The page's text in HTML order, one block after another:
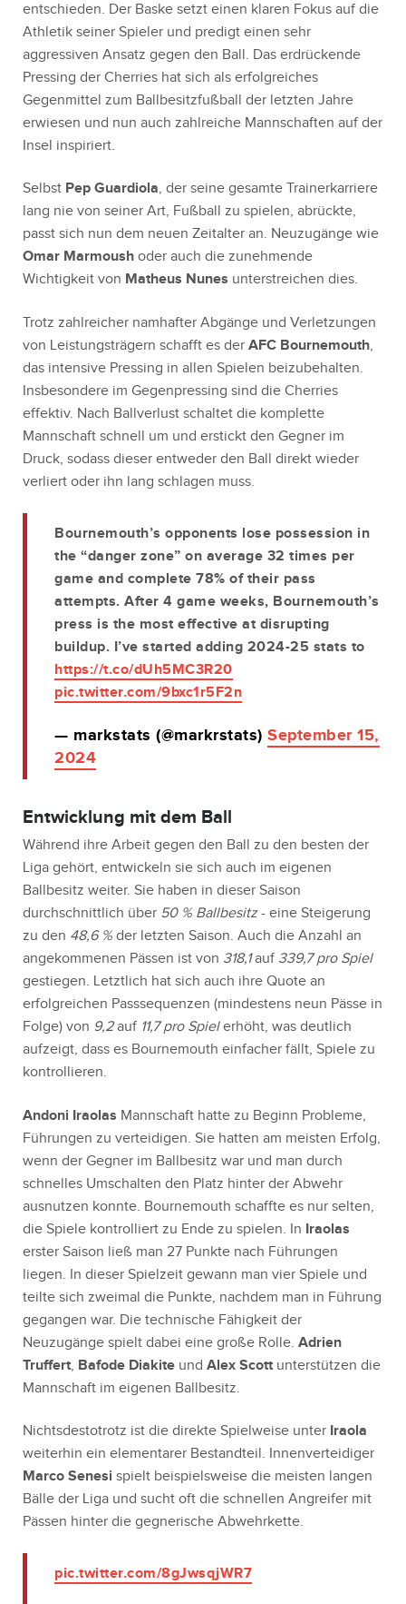
entschieden. Der Baske setzt einen klaren Fokus auf die
Athletik seiner Spieler und predigt einen sehr
aggressiven Ansatz gegen den Ball. Das erdrückende
Pressing der Cherries hat sich als erfolgreiches
Gegenmittel zum Ballbesitzfußball der letzten Jahre
erwiesen und nun auch zahlreiche Mannschaften auf der
Insel inspiriert.
Selbst Pep Guardiola, der seine gesamte Trainerkarriere
lang nie von seiner Art, Fußball zu spielen, abrückte,
passt sich nun dem neuen Zeitalter an. Neuzugänge wie
Omar Marmoush oder auch die zunehmende
Wichtigkeit von Matheus Nunes unterstreichen dies.
Trotz zahlreicher namhafter Abgänge und Verletzungen
von Leistungsträgern schafft es der AFC Bournemouth,
das intensive Pressing in allen Spielen beizubehalten.
Insbesondere im Gegenpressing sind die Cherries
effektiv. Nach Ballverlust schaltet die komplette
Mannschaft schnell um und erstickt den Gegner im
Druck, sodass dieser entweder den Ball direkt wieder
verliert oder ihn lang schlagen muss.
Bournemouth’s opponents lose possession in
the “danger zone” on average 32 times per
game and complete 78% of their pass
attempts. After 4 game weeks, Bournemouth’s
press is the most effective at disrupting
buildup. I’ve started adding 2024-25 stats to
https://t.co/dUh5MC3R20
pic.twitter.com/9bxc1r5F2n
— markstats (@markrstats) September 15,
2024
Entwicklung mit dem Ball
Während ihre Arbeit gegen den Ball zu den besten der
Liga gehört, entwickeln sie sich auch im eigenen
Ballbesitz weiter. Sie haben in dieser Saison
durchschnittlich über 50 % Ballbesitz- eine Steigerung
zu den 48,6 % der letzten Saison. Auch die Anzahl an
angekommenen Pässen ist von 318,1auf 339,7 pro Spiel
gestiegen. Letztlich hat sich auch ihre Quote an
erfolgreichen Passsequenzen (mindestens neun Pässe in
Folge) von 9,2auf 11,7 pro Spielerhöht, was deutlich
aufzeigt, dass es Bournemouth einfacher fällt, Spiele zu
kontrollieren.
Andoni Iraolas Mannschaft hatte zu Beginn Probleme,
Führungen zu verteidigen. Sie hatten am meisten Erfolg,
wenn der Gegner im Ballbesitz war und man durch
schnelles Umschalten den Platz hinter der Abwehr
ausnutzen konnte. Bournemouth schaffte es nur selten,
die Spiele kontrolliert zu Ende zu spielen. In Iraolas
erster Saison ließ man 27 Punkte nach Führungen
liegen. In dieser Spielzeit gewann man vier Spiele und
teilte sich zweimal die Punkte, nachdem man in Führung
gegangen war. Die technische Fähigkeit der
Neuzugänge spielt dabei eine große Rolle. Adrien
Truffert, Bafode Diakite und Alex Scott unterstützen die
Mannschaft im eigenen Ballbesitz.
Nichtsdestotrotz ist die direkte Spielweise unter Iraola
weiterhin ein elementarer Bestandteil. Innenverteidiger
Marco Senesi spielt beispielsweise die meisten langen
Bälle der Liga und sucht oft die schnellen Angreifer mit
Pässen hinter die gegnerische Abwehrkette.
pic.twitter.com/8gJwsqjWR7